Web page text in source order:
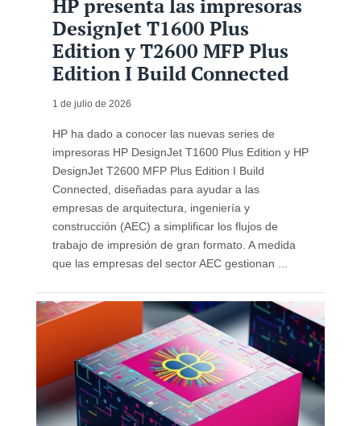
HP presenta las impresoras
DesignJet T1600 Plus
Edition y T2600 MFP Plus
Edition I Build Connected
1 de julio de 2026
HP ha dado a conocer las nuevas series de
impresoras HP DesignJet T1600 Plus Edition y HP
DesignJet T2600 MFP Plus Edition I Build
Connected, diseñadas para ayudar a las
empresas de arquitectura, ingeniería y
construcción (AEC) a simplificar los flujos de
trabajo de impresión de gran formato. A medida
que las empresas del sector AEC gestionan ...